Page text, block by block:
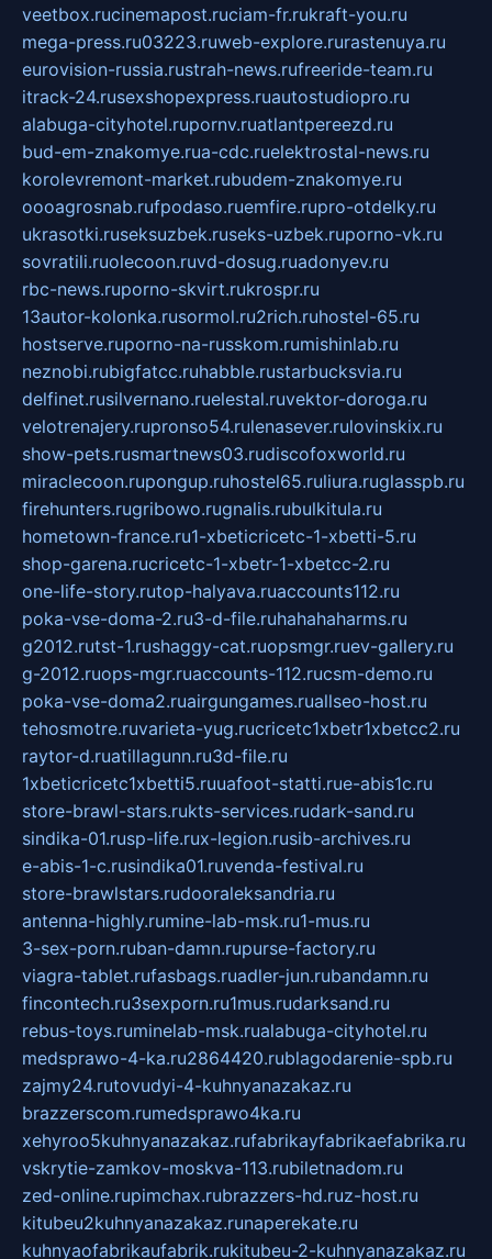
veetbox.rucinemapost.ruciam-fr.rukraft-you.ru
mega-press.ru03223.ruweb-explore.rurastenuya.ru
eurovision-russia.rustrah-news.rufreeride-team.ru
itrack-24.rusexshopexpress.ruautostudiopro.ru
alabuga-cityhotel.rupornv.ruatlantpereezd.ru
bud-em-znakomye.rua-cdc.ruelektrostal-news.ru
korolevremont-market.rubudem-znakomye.ru
oooagrosnab.rufpodaso.ruemfire.rupro-otdelky.ru
ukrasotki.ruseksuzbek.ruseks-uzbek.ruporno-vk.ru
sovratili.ruolecoon.ruvd-dosug.ruadonyev.ru
rbc-news.ruporno-skvirt.rukrospr.ru
13autor-kolonka.rusormol.ru2rich.ruhostel-65.ru
hostserve.ruporno-na-russkom.rumishinlab.ru
neznobi.rubigfatcc.ruhabble.rustarbucksvia.ru
delfinet.rusilvernano.ruelestal.ruvektor-doroga.ru
velotrenajery.rupronso54.rulenasever.rulovinskix.ru
show-pets.rusmartnews03.rudiscofoxworld.ru
miraclecoon.rupongup.ruhostel65.ruliura.ruglasspb.ru
firehunters.rugribowo.rugnalis.rubulkitula.ru
hometown-france.ru1-xbeticricetc-1-xbetti-5.ru
shop-garena.rucricetc-1-xbetr-1-xbetcc-2.ru
one-life-story.rutop-halyava.ruaccounts112.ru
poka-vse-doma-2.ru3-d-file.ruhahahaharms.ru
g2012.rutst-1.rushaggy-cat.ruopsmgr.ruev-gallery.ru
g-2012.ruops-mgr.ruaccounts-112.rucsm-demo.ru
poka-vse-doma2.ruairgungames.ruallseo-host.ru
tehosmotre.ruvarieta-yug.rucricetc1xbetr1xbetcc2.ru
raytor-d.ruatillagunn.ru3d-file.ru
1xbeticricetc1xbetti5.ruuafoot-statti.rue-abis1c.ru
store-brawl-stars.rukts-services.rudark-sand.ru
sindika-01.rusp-life.rux-legion.rusib-archives.ru
e-abis-1-c.rusindika01.ruvenda-festival.ru
store-brawlstars.rudooraleksandria.ru
antenna-highly.rumine-lab-msk.ru1-mus.ru
3-sex-porn.ruban-damn.rupurse-factory.ru
viagra-tablet.rufasbags.ruadler-jun.rubandamn.ru
fincontech.ru3sexporn.ru1mus.rudarksand.ru
rebus-toys.ruminelab-msk.rualabuga-cityhotel.ru
medsprawo-4-ka.ru2864420.rublagodarenie-spb.ru
zajmy24.rutovudyi-4-kuhnyanazakaz.ru
brazzerscom.rumedsprawo4ka.ru
xehyroo5kuhnyanazakaz.rufabrikayfabrikaefabrika.ru
vskrytie-zamkov-moskva-113.rubiletnadom.ru
zed-online.rupimchax.rubrazzers-hd.ruz-host.ru
kitubeu2kuhnyanazakaz.runaperekate.ru
kuhnyaofabrikaufabrik.rukitubeu-2-kuhnyanazakaz.ru